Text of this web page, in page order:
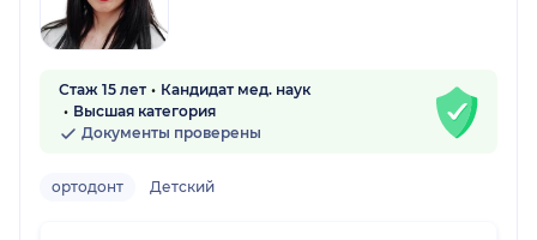
Стаж 15 лет
Кандидат мед. наук
Высшая категория
Документы проверены
ортодонт Детский